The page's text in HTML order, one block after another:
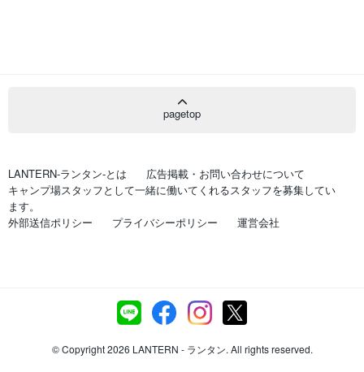
pagetop
LANTERN-ランタン-とは
広告掲載・お問い合わせについて
キャンプ場スタッフとして一緒に働いてくれるスタッフを募集してい
ます。
外部送信ポリシー
プライバシーポリシー 運営会社
© Copyright 2026 LANTERN - ランタン. All rights reserved.